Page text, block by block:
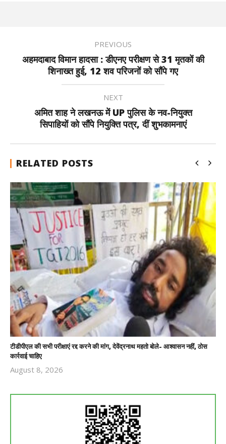
PREVIOUS
अहमदाबाद विमान हादसा : डीएनए परीक्षण से 31 मृतकों की
शिनाख्त हुई, 12 शव परिजनों को सौंपे गए
NEXT
अमित शाह ने लखनऊ में UP पुलिस के नव-नियुक्त
सिपाहियों को सौंपे नियुक्ति पत्र, दीं शुभकामनाएं
RELATED POSTS
टीडीपीएल की सभी परीक्षाएं रद्द करने की मांग, देवेंद्रनाथ महतो बोले- आश्वासन नहीं, ठोस
कार्रवाई चाहिए
August 8, 2026